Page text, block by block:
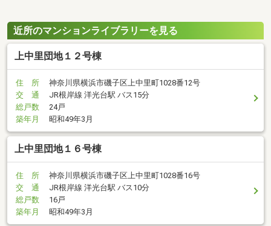
近所のマンションライブラリーを見る
上中里団地１２号棟
住 所
神奈川県横浜市磯子区上中里町1028番12号
交 通
JR根岸線 洋光台駅 バス15分
総戸数
24戸
築年月
昭和49年3月
上中里団地１６号棟
住 所
神奈川県横浜市磯子区上中里町1028番16号
交 通
JR根岸線 洋光台駅 バス10分
総戸数
16戸
築年月
昭和49年3月